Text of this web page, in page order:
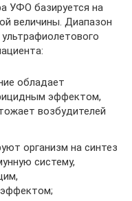
УФО базируется на
величины. Диапазон
обладает
эффектом,
возбудителей
организм на синтез
систему,